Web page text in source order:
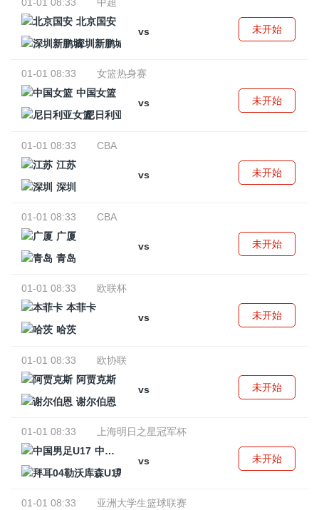
北京国安
vs
深圳新鹏城
未开始
01-01 08:33
女篮热身赛
中国女篮
vs
尼日利亚女篮
未开始
01-01 08:33
CBA
江苏
vs
深圳
未开始
01-01 08:33
CBA
广厦
vs
青岛
未开始
01-01 08:33
欧联杯
本菲卡
vs
哈茨
未开始
01-01 08:33
欧协联
阿贾克斯
vs
谢尔伯恩
未开始
01-01 08:33
上海明日之星冠军杯
中国男足U17
vs
拜耳04勒沃库森U17
未开始
01-01 08:33
亚洲大学生篮球联赛